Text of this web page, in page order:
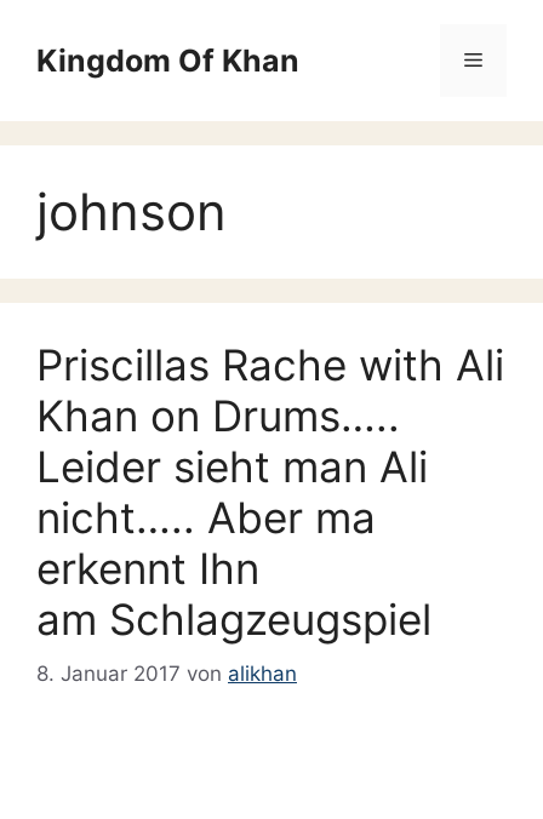
Inhalt
springen
Kingdom Of Khan Menü
johnson
Priscillas Rache with Ali
Khan on Drums…..
Leider sieht man Ali
nicht….. Aber ma
erkennt Ihn
am Schlagzeugspiel
8. Januar 2017 von alikhan